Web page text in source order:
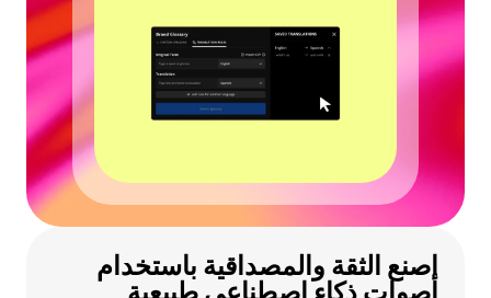
اصنع الثقة والمصداقية باستخدام